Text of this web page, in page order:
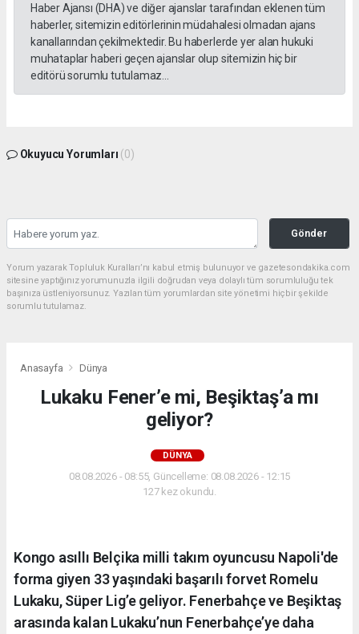
Haber Ajansı (DHA) ve diğer ajanslar tarafından eklenen tüm
haberler, sitemizin editörlerinin müdahalesi olmadan ajans
kanallarından çekilmektedir. Bu haberlerde yer alan hukuki
muhataplar haberi geçen ajanslar olup sitemizin hiç bir
editörü sorumlu tutulamaz...
Okuyucu Yorumları (0)
Gönder
Yorum yazarak Topluluk Kuralları’nı kabul etmiş bulunuyor ve gazetesondakika.com
sitesine yaptığınız yorumunuzla ilgili doğrudan veya dolaylı tüm sorumluluğu tek
başınıza üstleniyorsunuz. Yazılan tüm yorumlardan site yönetimi hiçbir şekilde
sorumlu tutulamaz.
Anasayfa Dünya
Lukaku Fener’e mi, Beşiktaş’a mı
geliyor?
DÜNYA
08.08.2026 - 08:55, Güncelleme: 08.08.2026 - 12:15
127 kez okundu.
Kongo asıllı Belçika milli takım oyuncusu Napoli'de
forma giyen 33 yaşındaki başarılı forvet Romelu
Lukaku, Süper Lig’e geliyor. Fenerbahçe ve Beşiktaş
arasında kalan Lukaku’nun Fenerbahçe’ye daha